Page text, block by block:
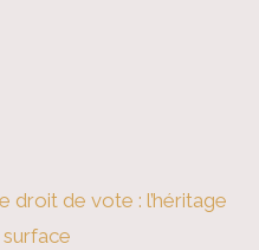
droit de vote : l’héritage